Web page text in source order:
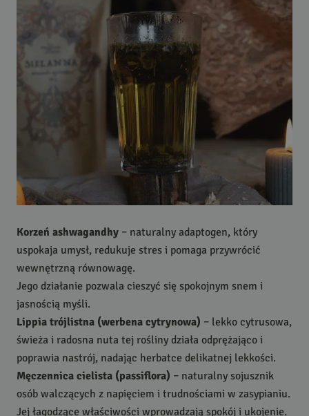
Korzeń ashwagandhy – naturalny adaptogen, który
uspokaja umysł, redukuje stres i pomaga przywrócić
wewnętrzną równowagę.
Jego działanie pozwala cieszyć się spokojnym snem i
jasnością myśli.
Lippia trójlistna (werbena cytrynowa) – lekko cytrusowa,
świeża i radosna nuta tej rośliny działa odprężająco i
poprawia nastrój, nadając herbatce delikatnej lekkości.
Męczennica cielista (passiflora) – naturalny sojusznik
osób walczących z napięciem i trudnościami w zasypianiu.
Jej łagodzące właściwości wprowadzają spokój i ukojenie.